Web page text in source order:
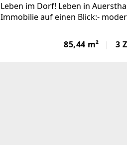
Leben im Dorf! Leben in
Immobilie auf einen Blick:-
Balkon- Tiefgaragenplatz
an diesem großartigen
85,44 m² 3